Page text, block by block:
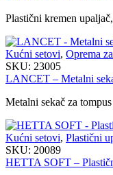
Plastični kremen
Kućni setovi, Oprema
SKU: 23005
LANCET – Metalni
Metalni sekač za tompus
Kućni setovi, Plastični
SKU: 20089
HETTA SOFT –